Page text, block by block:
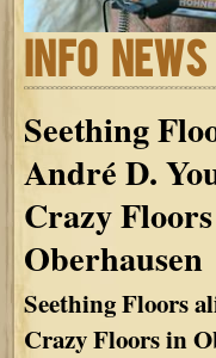
INFO NEWS
Seething
André D.
Crazy
Oberhausen
Seething Floors
Crazy Floors in